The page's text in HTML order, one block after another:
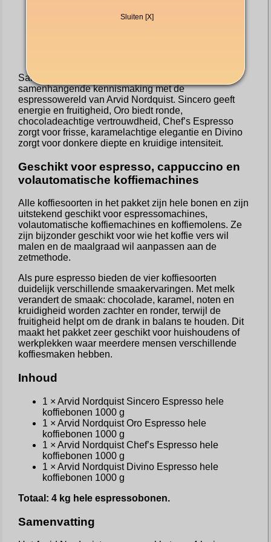
– genereus en fris met
Samen bieden de vier zakjes een brede maar
samenhangende kennismaking met de
espressowereld van Arvid Nordquist. Sincero geeft
energie en fruitigheid, Oro biedt ronde,
chocoladeachtige vertrouwdheid, Chef’s Espresso
zorgt voor frisse, karamelachtige elegantie en Divino
zorgt voor donkere diepte en kruidige intensiteit.
Geschikt voor espresso, cappuccino en
volautomatische koffiemachines
Alle koffiesoorten in het pakket zijn hele bonen en zijn
uitstekend geschikt voor espressomachines,
volautomatische koffiemachines en koffiemolens. Ze
zijn bijzonder geschikt voor wie het koffie vers wil
malen en de maalgraad wil aanpassen aan de
zetmethode.
Als pure espresso bieden de vier koffiesoorten
duidelijk verschillende smaakervaringen. Met melk
verandert de smaak: chocolade, karamel, noten en
kruidigheid worden zachter en ronder, terwijl de
fruitigheid helpt om de drank in balans te houden. Dit
maakt het pakket zeer geschikt voor huishoudens of
werkplekken waar meerdere mensen verschillende
koffiesmaken hebben.
Inhoud
1 × Arvid Nordquist Sincero Espresso hele
koffiebonen 1000 g
1 × Arvid Nordquist Oro Espresso hele
koffiebonen 1000 g
1 × Arvid Nordquist Chef’s Espresso hele
koffiebonen 1000 g
1 × Arvid Nordquist Divino Espresso hele
koffiebonen 1000 g
Totaal: 4 kg hele espressobonen.
Samenvatting
Sluiten [X]